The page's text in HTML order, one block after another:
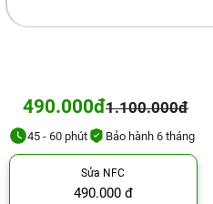
490.000đ1.100.000đ
45 - 60 phút Bảo hành 6 tháng
Sửa NFC
490.000 đ